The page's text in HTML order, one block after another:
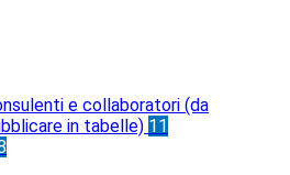
e collaboratori (da
in tabelle) 11